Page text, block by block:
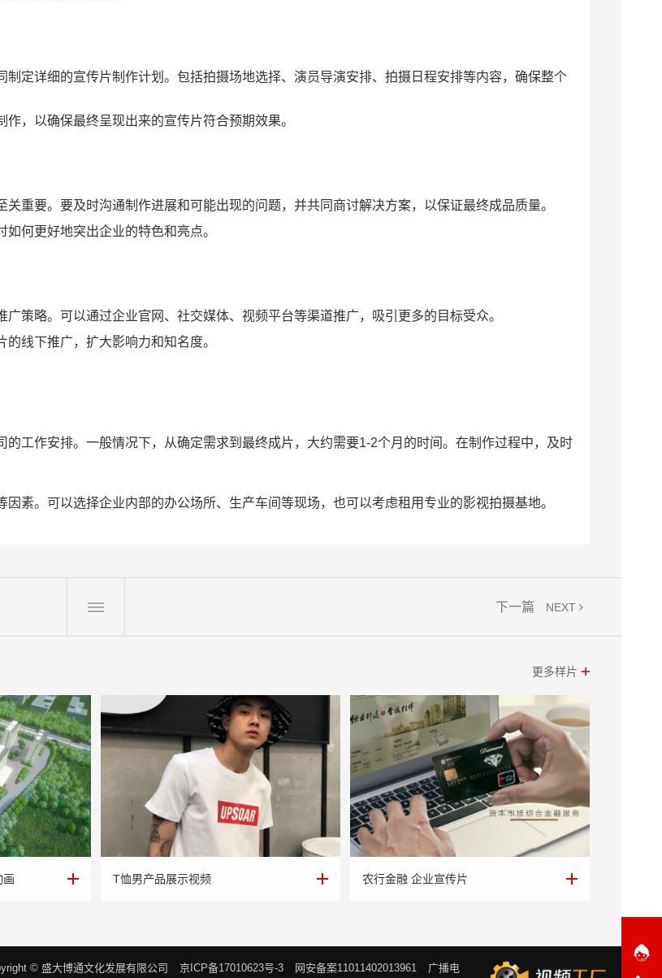
定详细的宣传片制作计划。包括拍摄场地选择、演员导演安排、拍摄日程安排等内容，确保整个
，以确保最终呈现出来的宣传片符合预期效果。
重要。要及时沟通制作进展和可能出现的问题，并共同商讨解决方案，以保证最终成品质量。
何更好地突出企业的特色和亮点。
策略。可以通过企业官网、社交媒体、视频平台等渠道推广，吸引更多的目标受众。
线下推广，扩大影响力和知名度。
工作安排。一般情况下，从确定需求到最终成片，大约需要1-2个月的时间。在制作过程中，及时
素。可以选择企业内部的办公场所、生产车间等现场，也可以考虑租用专业的影视拍摄基地。
NEXT
下一篇
更多样片
画
画 T恤男产品展示视频
T恤男产品展示视频 农行金融 企业宣传片
农行金融 企业宣传片
© 盛大博通文化发展有限公司 京ICP备17010623号-3 网安备案11011402013961 广播电